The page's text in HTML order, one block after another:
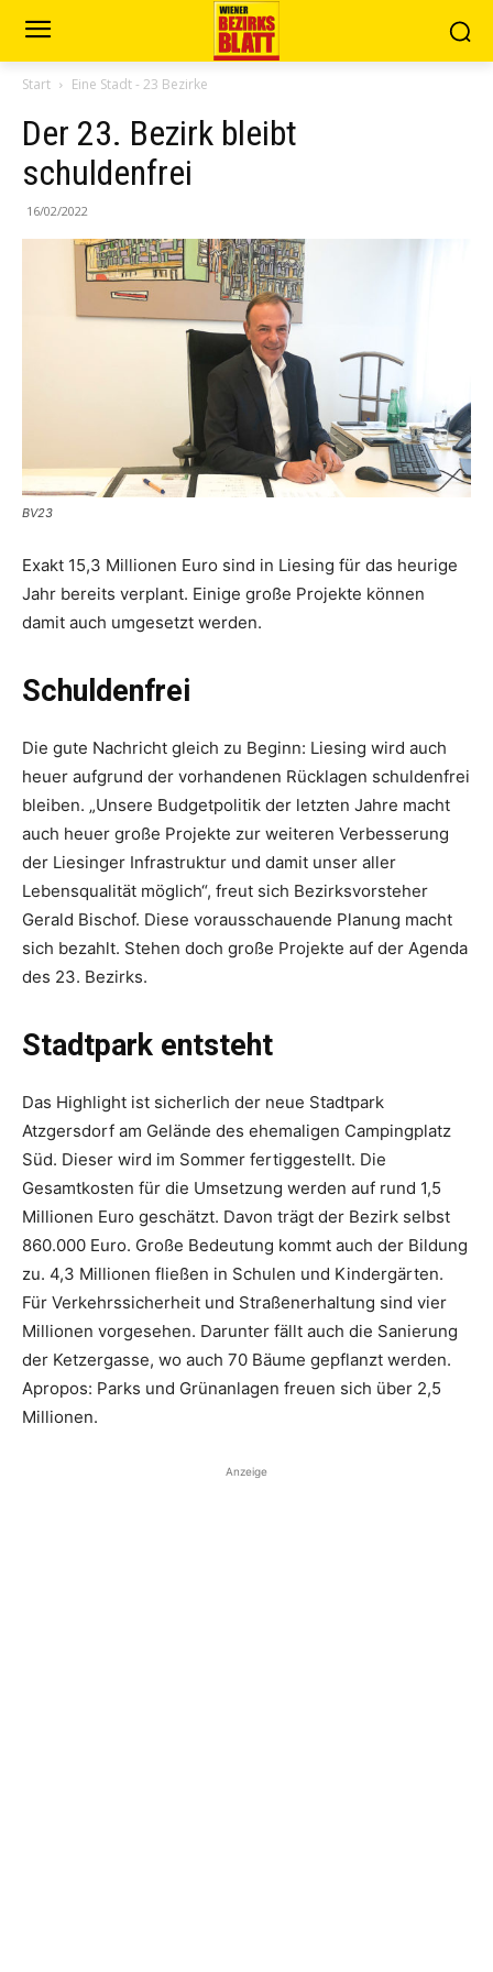
Start Eine Stadt - 23 Bezirke
Der 23. Bezirk bleibt
schuldenfrei
16/02/2022
BV23
Exakt 15,3 Millionen Euro sind in Liesing für das heurige
Jahr bereits verplant. Einige große Projekte können
damit auch umgesetzt werden.
Schuldenfrei
Die gute Nachricht gleich zu Beginn: Liesing wird auch
heuer aufgrund der vorhandenen Rücklagen schuldenfrei
bleiben. „Unsere Budgetpolitik der letzten Jahre macht
auch heuer große Projekte zur weiteren Verbesserung
der Liesinger Infrastruktur und damit unser aller
Lebensqualität möglich“, freut sich Bezirksvorsteher
Gerald Bischof. Diese vorausschauende Planung macht
sich bezahlt. Stehen doch große Projekte auf der Agenda
des 23. Bezirks.
Stadtpark entsteht
Das Highlight ist sicherlich der neue Stadtpark
Atzgersdorf am Gelände des ehemaligen Campingplatz
Süd. Dieser wird im Sommer fertiggestellt. Die
Gesamtkosten für die Umsetzung werden auf rund 1,5
Millionen Euro ­geschätzt. Davon trägt der Bezirk selbst
860.000 Euro. Große Bedeutung kommt auch der Bildung
zu. 4,3 Millionen fließen in Schulen und Kindergärten.
Für Verkehrs­sicherheit und Straßenerhaltung sind vier
Millionen vorgesehen. Darunter fällt auch die Sanierung
der Ketzergasse, wo auch 70 Bäume gepflanzt werden.
Apropos: Parks und Grünanlagen freuen sich über 2,5
Millionen.
Anzeige